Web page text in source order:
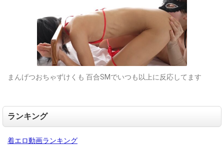
まんげつおちゃずけくも 百合SMでいつも以上に反応してます
ランキング
着エロ動画ランキング